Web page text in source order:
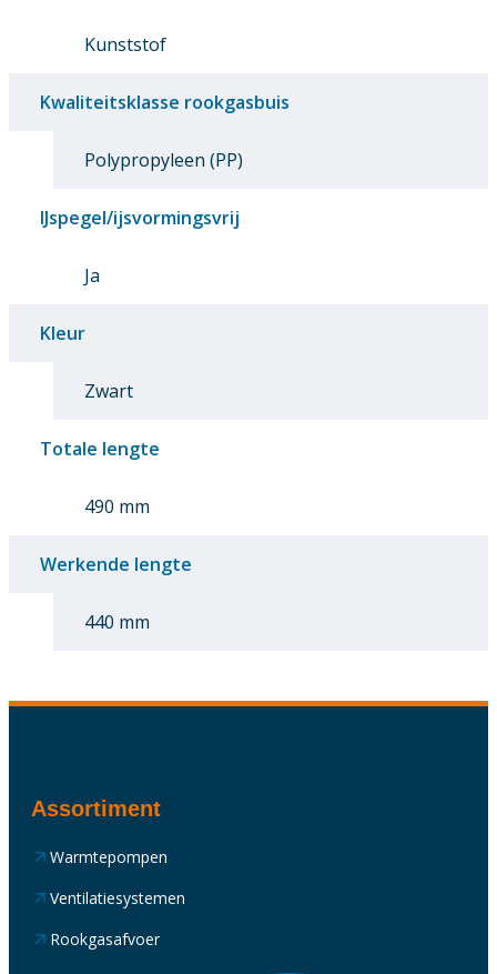
Kunststof
Kwaliteitsklasse rookgasbuis
Polypropyleen (PP)
IJspegel/ijsvormingsvrij
Ja
Kleur
Zwart
Totale lengte
490 mm
Werkende lengte
440 mm
Assortiment
Warmtepompen
Ventilatiesystemen
Rookgasafvoer